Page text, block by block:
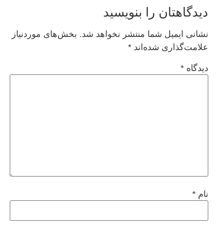
دیدگاهتان را بنویسید
نشانی ایمیل شما منتشر نخواهد شد. بخش‌های موردنیاز
علامت‌گذاری شده‌اند *
دیدگاه *
نام *